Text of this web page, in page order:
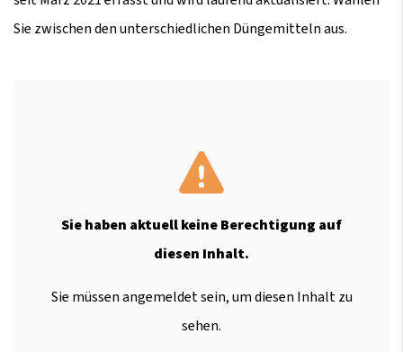
Sie zwischen den unterschiedlichen Düngemitteln aus.
Sie haben aktuell keine Berechtigung auf
diesen Inhalt.
Sie müssen angemeldet sein, um diesen Inhalt zu
sehen.